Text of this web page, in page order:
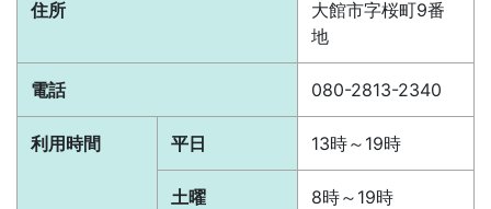
住所
大館市字桜町9番
地
電話 080-2813-2340
利用時間 平日 13時～19時
土曜 8時～19時